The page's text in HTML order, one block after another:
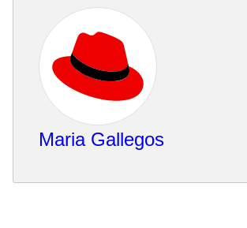
Maria Gallegos